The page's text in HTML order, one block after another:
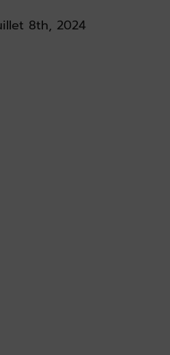
8th, 2024